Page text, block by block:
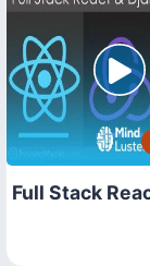
Full Stack